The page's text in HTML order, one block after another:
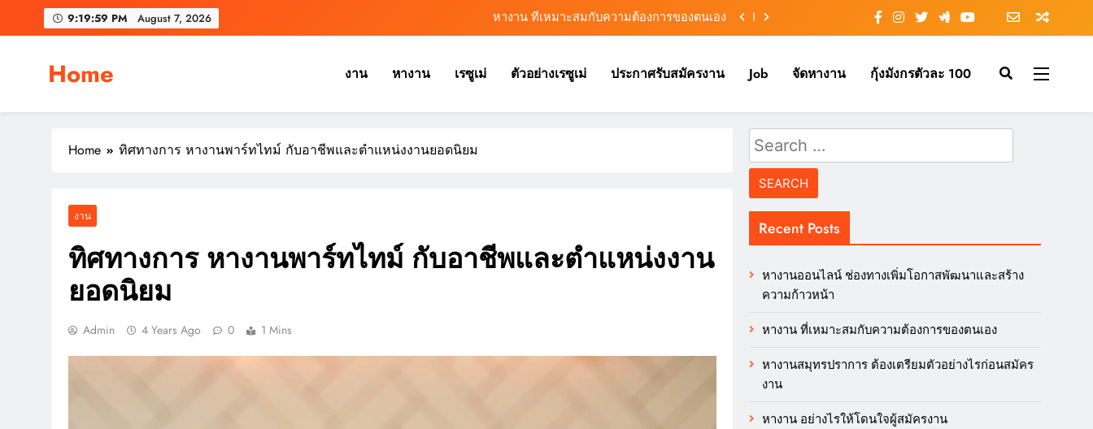
9:20:00 PM August 7, 2026
หางาน ที่เหมาะสมกับความต้องการของตนเอง
หางาน อย่างไรให้โดนใจผู้สมัครงาน
Home งาน หางาน เรซูเม่ ตัวอย่างเรซูเม่ ประกาศรับสมัครงาน Job จัดหางาน กุ้งมังกรตัวละ 100
Home ทิศทางการ หางานพาร์ทไทม์ กับอาชีพและตำแหน่งงานยอดนิยม
งาน
ทิศทางการ หางานพาร์ทไทม์ กับอาชีพและตำแหน่งงาน
ยอดนิยม
Admin 4 Years Ago 0 1 Mins
Search
for:
Recent Posts
หางานออนไลน์ ช่องทางเพิ่มโอกาสพัฒนาและสร้าง
ความก้าวหน้า
หางาน ที่เหมาะสมกับความต้องการของตนเอง
หางานสมุทรปราการ ต้องเตรียมตัวอย่างไรก่อนสมัคร
งาน
หางาน อย่างไรให้โดนใจผู้สมัครงาน